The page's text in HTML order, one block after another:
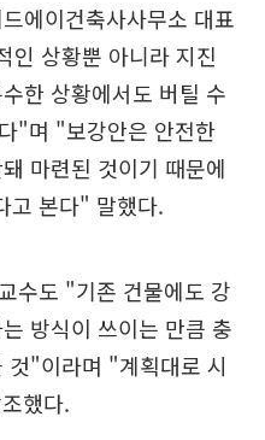
에이건축사사무소 대표
인 상황뿐 아니라 지진
한 상황에서도 버틸 수
"며 "보강안은 안전한
마련된 것이기 때문에
고 본다" 말했다.
수도 "기존 건물에도 강
방식이 쓰이는 만큼 충
것"이라며 "계획대로 시
했다.